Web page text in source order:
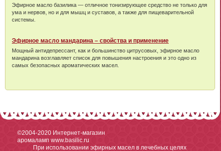
Эфирное масло базилика — отличное тонизирующее средство не только для
ума и нервов, но и для мышц и суставов, а также для пищеварительной
системы.
Эфирное масло мандарина – свойства и применение
Мощный антидепрессант, как и большинство цитрусовых, эфирное масло
мандарина возглавляет список для повышения настроения и это одно из
самых безопасных ароматических масел.
©2004-2020 Интернет-магазин
аромаламп www.basilic.ru
При использовании эфирных масел в лечебных целях